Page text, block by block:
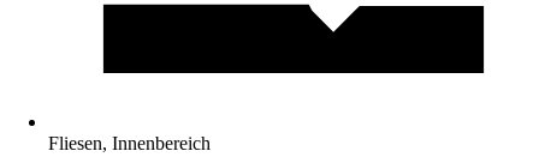
Fliesen, Innenbereich